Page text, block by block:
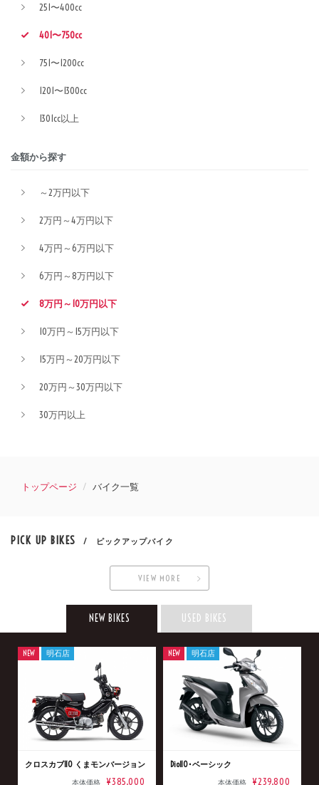
251〜400cc
401〜750cc
751〜1200cc
1201〜1300cc
1301cc以上
金額から探す
～2万円以下
2万円～4万円以下
4万円～6万円以下
6万円～8万円以下
8万円～10万円以下
10万円～15万円以下
15万円～20万円以下
20万円～30万円以下
30万円以上
トップページ バイク一覧
PICK UP BIKES / ピックアップバイク
VIEW MORE
NEW BIKES USED BIKES
クロスカブ110 くまモンバージョン
本体価格 ¥385,000
NEW 明石店
Dio110･ベーシック
本体価格 ¥239,800
NEW 明石店